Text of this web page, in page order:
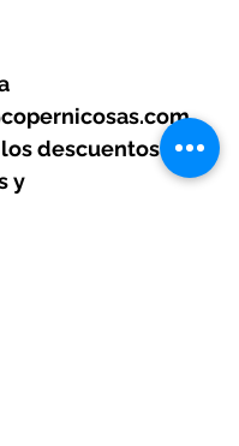
descuentos para
y